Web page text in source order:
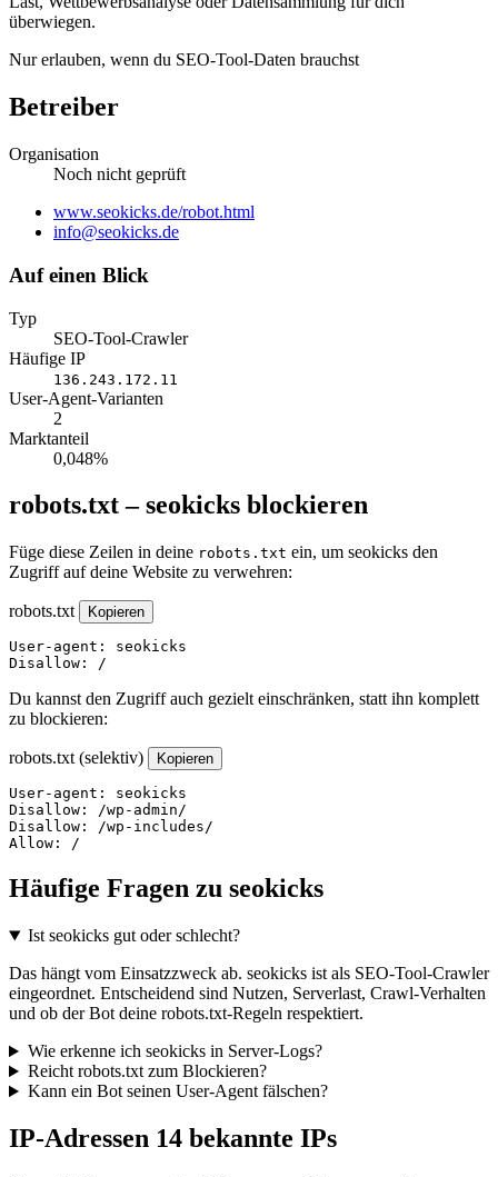
überwiegen.
Nur erlauben, wenn du SEO-Tool-Daten brauchst
Betreiber
Organisation
Noch nicht geprüft
Website
www.seokicks.de/robot.html
E-
info@seokicks.de
Auf einen Blick
Typ
SEO-Tool-Crawler
Häufige IP
136.243.172.11
User-Agent-Varianten
2
Marktanteil
0,048%
robots.txt – seokicks blockieren
Füge diese Zeilen in deine robots.txt ein, um seokicks den
Zugriff auf deine Website zu verwehren:
robots.txt Kopieren
User-agent: seokicks
Disallow: /
Du kannst den Zugriff auch gezielt einschränken, statt ihn komplett
zu blockieren:
robots.txt (selektiv) Kopieren
User-agent: seokicks
Disallow: /wp-admin/
Disallow: /wp-includes/
Allow: /
Häufige Fragen zu seokicks
Ist seokicks gut oder schlecht?
Das hängt vom Einsatzzweck ab. seokicks ist als SEO-Tool-Crawler
eingeordnet. Entscheidend sind Nutzen, Serverlast, Crawl-Verhalten
und ob der Bot deine robots.txt-Regeln respektiert.
Wie erkenne ich seokicks in Server-Logs?
Reicht robots.txt zum Blockieren?
Kann ein Bot seinen User-Agent fälschen?
IP-Adressen 14 bekannte IPs